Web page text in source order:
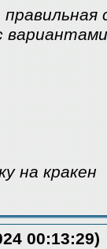
на кракен
00:13:29)